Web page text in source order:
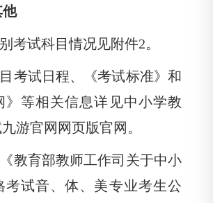
他
考试科目情况见附件2。
考试日程、《考试标准》和
》等相关信息详见中小学教
游官网网页版官网。
教育部教师工作司关于中小
考试音、体、美专业考生公